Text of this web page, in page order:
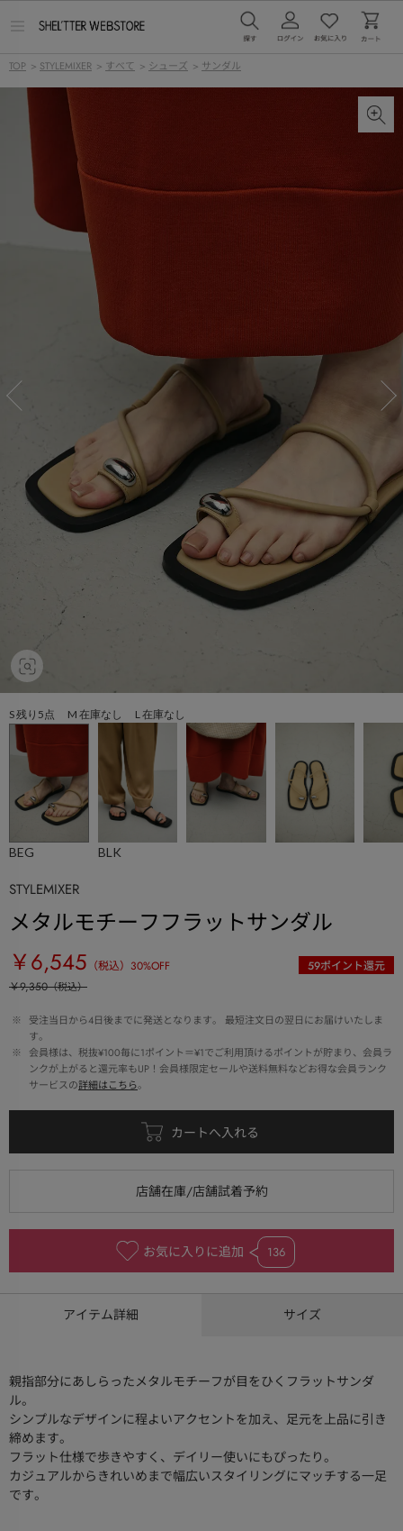
ー
を
TOP > STYLEMIXER > すべて > シューズ > サンダル
S 残り5点 M 在庫なし L 在庫なし
BEG BLK
STYLEMIXER
メタルモチーフフラットサンダル
￥6,545 （税込） 30%OFF 59ポイント還元
￥9,350（税込）
※
受注当日から4日後までに発送となります。 最短注文日の翌日にお届けいたしま
す。
※
会員様は、税抜¥100毎に1ポイント＝¥1でご利用頂けるポイントが貯まり、会員ラ
ンクが上がると還元率もUP！会員様限定セールや送料無料などお得な会員ランク
サービスの詳細はこちら。
お気に入りに追加 136
アイテム詳細 サイズ
親指部分にあしらったメタルモチーフが目をひくフラットサンダ
ル。
シンプルなデザインに程よいアクセントを加え、足元を上品に引き
締めます。
フラット仕様で歩きやすく、デイリー使いにもぴったり。
カジュアルからきれいめまで幅広いスタイリングにマッチする一足
です。